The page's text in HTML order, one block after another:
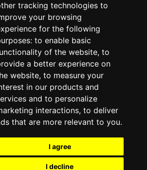
tracking technologies to
your browsing
for the following
to enable basic
of the website, to
a better experience on
website, to measure your
in our products and
and to personalize
interactions, to deliver
that are more relevant to you.
I agree
I decline
to date
48011 Bilbao